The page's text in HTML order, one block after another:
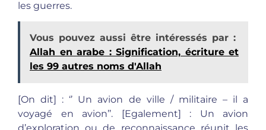
les guerres.
Vous pouvez aussi être intéressés par :
Allah en arabe : Signification, écriture et
les 99 autres noms d'Allah
[On dit] : ‘’ Un avion de ville / militaire – il a
voyagé en avion’’. [Egalement] : Un avion